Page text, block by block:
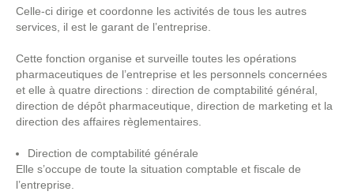
Celle-ci dirige et coordonne les activités de tous les autres
services, il est le garant de l’entreprise.
Cette fonction organise et surveille toutes les opérations
pharmaceutiques de l’entreprise et les personnels concernées
et elle à quatre directions : direction de comptabilité général,
direction de dépôt pharmaceutique, direction de marketing et la
direction des affaires règlementaires.
Direction de comptabilité générale
Elle s’occupe de toute la situation comptable et fiscale de
l’entreprise.